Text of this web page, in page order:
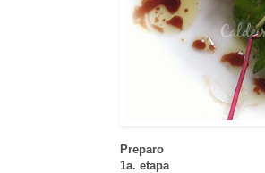
Preparo
1a. etapa